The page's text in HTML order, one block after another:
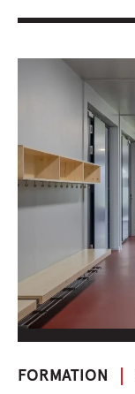
FORMATION